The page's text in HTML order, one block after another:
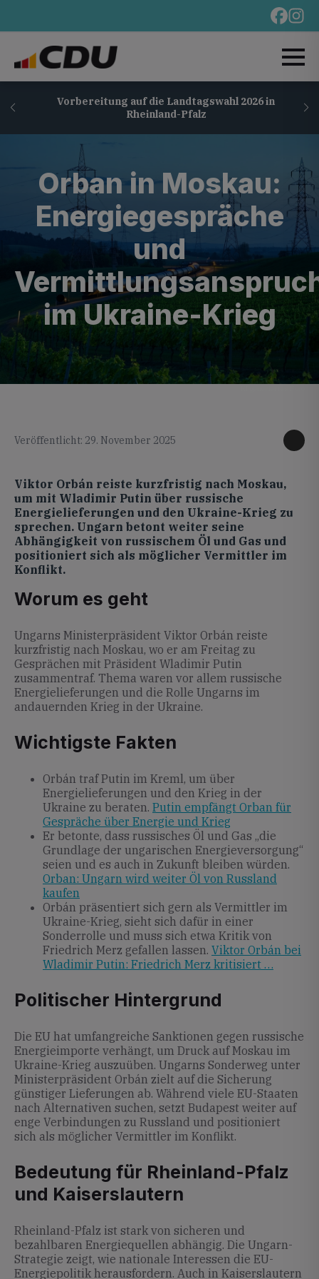
Vorbereitung auf die Landtagswahl 2026 in
Rheinland-Pfalz
Orban in Moskau:
Energiegespräche
und
im Ukraine-Krieg
Veröffentlicht: 29. November 2025
Viktor Orbán reiste kurzfristig nach Moskau,
um mit Wladimir Putin über russische
Energielieferungen und den Ukraine-Krieg zu
sprechen. Ungarn betont weiter seine
Abhängigkeit von russischem Öl und Gas und
positioniert sich als möglicher Vermittler im
Konflikt.
Worum es geht
Ungarns Ministerpräsident Viktor Orbán reiste
kurzfristig nach Moskau, wo er am Freitag zu
Gesprächen mit Präsident Wladimir Putin
zusammentraf. Thema waren vor allem russische
Energielieferungen und die Rolle Ungarns im
andauernden Krieg in der Ukraine.
Wichtigste Fakten
Orbán traf Putin im Kreml, um über
Energielieferungen und den Krieg in der
Ukraine zu beraten. Putin empfängt Orban für
Gespräche über Energie und Krieg
Er betonte, dass russisches Öl und Gas „die
Grundlage der ungarischen Energieversorgung“
seien und es auch in Zukunft bleiben würden.
Orban: Ungarn wird weiter Öl von Russland
kaufen
Orbán präsentiert sich gern als Vermittler im
Ukraine-Krieg, sieht sich dafür in einer
Sonderrolle und muss sich etwa Kritik von
Friedrich Merz gefallen lassen. Viktor Orbán bei
Wladimir Putin: Friedrich Merz kritisiert …
Politischer Hintergrund
Die EU hat umfangreiche Sanktionen gegen russische
Energieimporte verhängt, um Druck auf Moskau im
Ukraine-Krieg auszuüben. Ungarns Sonderweg unter
Ministerpräsident Orbán zielt auf die Sicherung
günstiger Lieferungen ab. Während viele EU-Staaten
nach Alternativen suchen, setzt Budapest weiter auf
enge Verbindungen zu Russland und positioniert
sich als möglicher Vermittler im Konflikt.
Bedeutung für Rheinland-Pfalz
und Kaiserslautern
Rheinland-Pfalz ist stark von sicheren und
bezahlbaren Energiequellen abhängig. Die Ungarn-
Strategie zeigt, wie nationale Interessen die EU-
Energiepolitik herausfordern. Auch in Kaiserslautern